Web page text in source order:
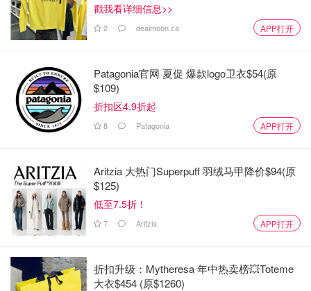
戳我看详细信息>>
2 dealmoon.ca APP打开
Patagonia官网 夏促 爆款logo卫衣$54(原
$109)
折扣区4.9折起
8 Patagonia APP打开
Aritzia 大热门Superpuff 羽绒马甲降价$94(原
$125)
低至7.5折！
7 Aritzia APP打开
折扣升级：Mytheresa 年中热卖榜💥Toteme
大衣$454 (原$1260)